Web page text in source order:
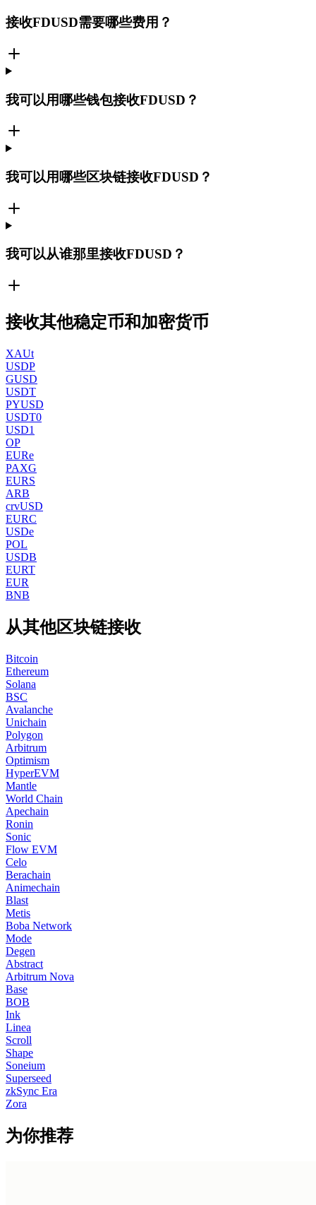
接收FDUSD需要哪些费用？
我可以用哪些钱包接收FDUSD？
我可以用哪些区块链接收FDUSD？
我可以从谁那里接收FDUSD？
接收其他稳定币和加密货币
XAUt
USDP
GUSD
USDT
PYUSD
USDT0
USD1
OP
EURe
PAXG
EURS
ARB
crvUSD
EURC
USDe
POL
USDB
EURT
EUR
BNB
从其他区块链接收
Bitcoin
Ethereum
Solana
BSC
Avalanche
Unichain
Polygon
Arbitrum
Optimism
HyperEVM
Mantle
World Chain
Apechain
Ronin
Sonic
Flow EVM
Celo
Berachain
Animechain
Blast
Metis
Boba Network
Mode
Degen
Abstract
Arbitrum Nova
Base
BOB
Ink
Linea
Scroll
Shape
Soneium
Superseed
zkSync Era
Zora
为你推荐